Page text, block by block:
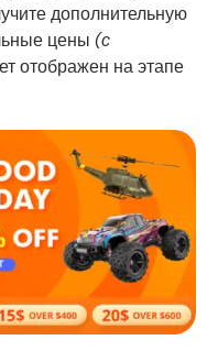
дополнительную
цены (с
отображен на этапе